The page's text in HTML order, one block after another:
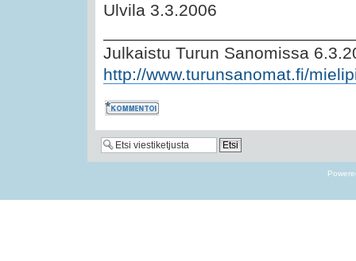
Ulvila 3.3.2006
Julkaistu Turun Sanomissa
http://www.turunsanomat.fi/
Kommentoi